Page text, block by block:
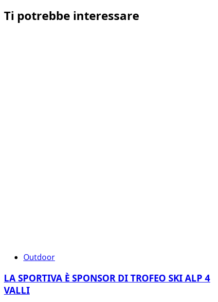
Ti potrebbe interessare
Outdoor
LA SPORTIVA È SPONSOR DI TROFEO SKI ALP 4
VALLI